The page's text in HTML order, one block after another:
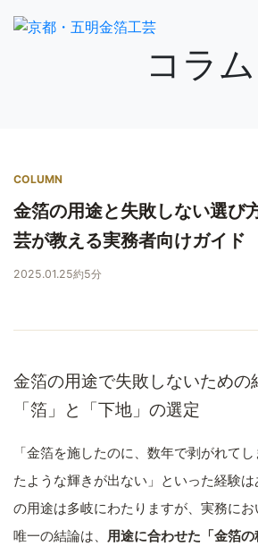
コラム
COLUMN
金箔の用途と失敗しない選び
芸が教える実務者向けガイド
2025.01.25約5分
金箔の用途で失敗しないための
「箔」と「下地」の選定
「金箔を施したのに、数年で剥がれて
たような輝きが出ない」といった経験
の用途は多岐にわたりますが、実務に
唯一の結論は、 用途に合わせた「金箔